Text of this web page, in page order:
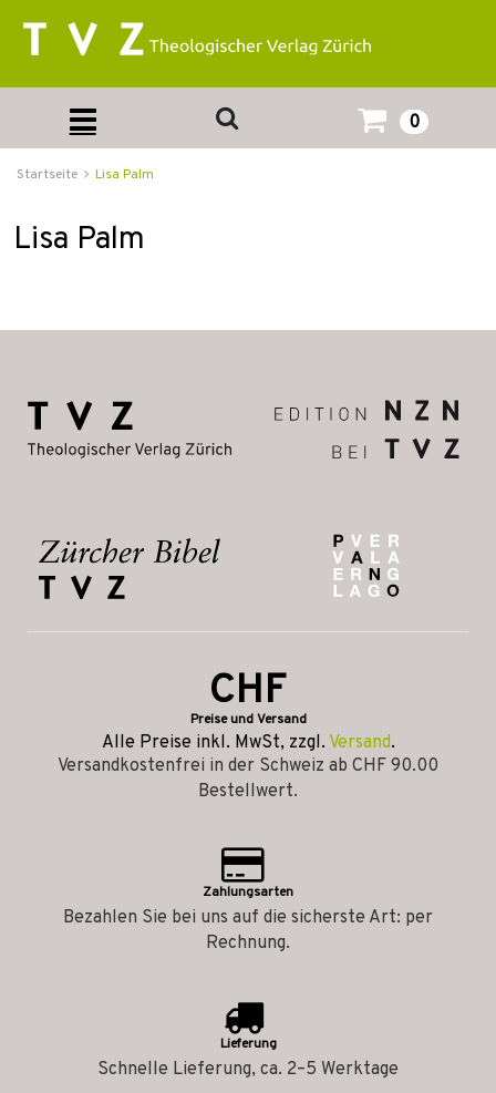
0
Startseite Lisa Palm
Lisa Palm
CHF
Preise und Versand
Alle Preise inkl. MwSt, zzgl. Versand.
Versandkostenfrei in der Schweiz ab CHF 90.00
Bestellwert.
Zahlungsarten
Bezahlen Sie bei uns auf die sicherste Art: per
Rechnung.
Lieferung
Schnelle Lieferung, ca. 2–5 Werktage